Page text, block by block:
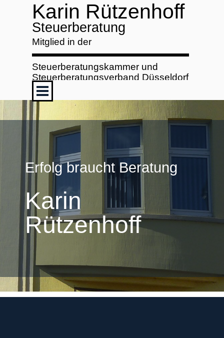
Direkt zum Seiteninhalt
Karin Rützenhoff
Mitglied in der
Steuerberatungskammer und
Steuerberatungsverband Düsseldorf
Menü überspringen
Steuerberatung
Erfolg braucht Beratung
Karin
Rützenhoff